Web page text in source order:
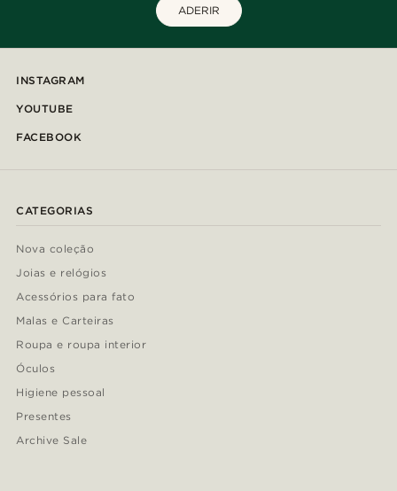
ADERIR
INSTAGRAM
YOUTUBE
FACEBOOK
CATEGORIAS
Nova coleção
Joias e relógios
Acessórios para fato
Malas e Carteiras
Roupa e roupa interior
Óculos
Higiene pessoal
Presentes
Archive Sale